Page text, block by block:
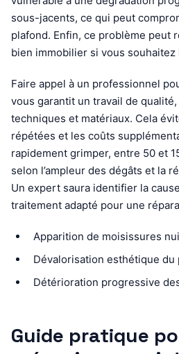
sous-jacents, ce qui peut
plafond. Enfin, ce problème peut
bien immobilier si vous
Faire appel à un professionnel
vous garantit un travail de
techniques et matériaux. Cela
répétées et les coûts
rapidement grimper, entre 50 et
selon l’ampleur des dégâts et la
Un expert saura identifier la
traitement adapté pour une
Apparition de moisissures
Dévalorisation esthétique du
Détérioration progressive
Guide pratique